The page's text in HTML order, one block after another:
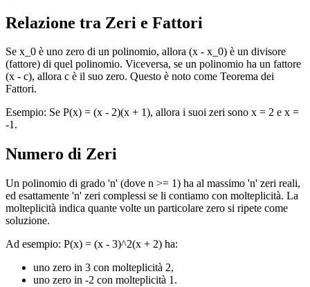
Relazione tra Zeri e Fattori
Se x_0 è uno zero di un polinomio, allora (x - x_0) è un divisore
(fattore) di quel polinomio. Viceversa, se un polinomio ha un fattore
(x - c), allora c è il suo zero. Questo è noto come Teorema dei
Fattori.
Esempio: Se P(x) = (x - 2)(x + 1), allora i suoi zeri sono x = 2 e x =
-1.
Numero di Zeri
Un polinomio di grado 'n' (dove n >= 1) ha al massimo 'n' zeri reali,
ed esattamente 'n' zeri complessi se li contiamo con molteplicità. La
molteplicità indica quante volte un particolare zero si ripete come
soluzione.
Ad esempio: P(x) = (x - 3)^2(x + 2) ha:
uno zero in 3 con molteplicità 2,
uno zero in -2 con molteplicità 1.